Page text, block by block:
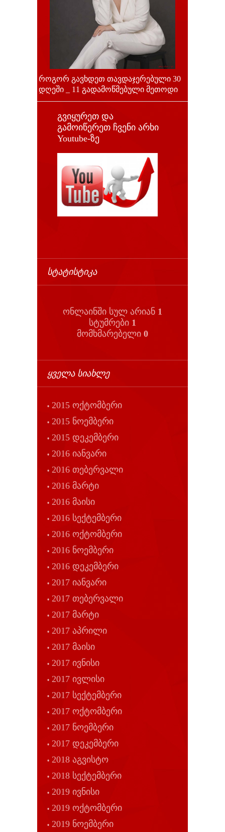
როგორ გავხდეთ თავდაჯერებული 30
დღეში _ 11 გადამოწმებული მეთოდი
გვიყურეთ და
გამოიწერეთ ჩვენი არხი
Youtube-ზე
ᲡᲢᲐᲢᲘᲡᲢᲘᲙᲐ
ონლაინში სულ არიან 1
სტუმრები 1
მომხმარებელი 0
ᲧᲕᲔᲚᲐ ᲡᲘᲐᲮᲚᲔ
2015 ოქტომბერი
2015 ნოემბერი
2015 დეკემბერი
2016 იანვარი
2016 თებერვალი
2016 მარტი
2016 მაისი
2016 სექტემბერი
2016 ოქტომბერი
2016 ნოემბერი
2016 დეკემბერი
2017 იანვარი
2017 თებერვალი
2017 მარტი
2017 აპრილი
2017 მაისი
2017 ივნისი
2017 ივლისი
2017 სექტემბერი
2017 ოქტომბერი
2017 ნოემბერი
2017 დეკემბერი
2018 აგვისტო
2018 სექტემბერი
2019 ივნისი
2019 ოქტომბერი
2019 ნოემბერი